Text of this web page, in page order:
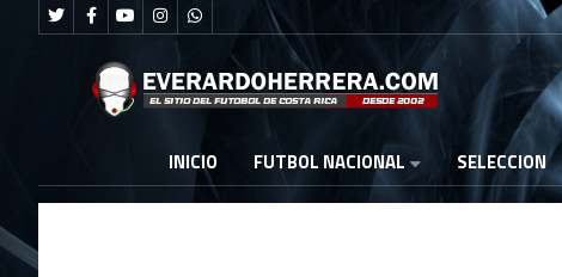
INICIO FUTBOL NACIONAL SELECCION